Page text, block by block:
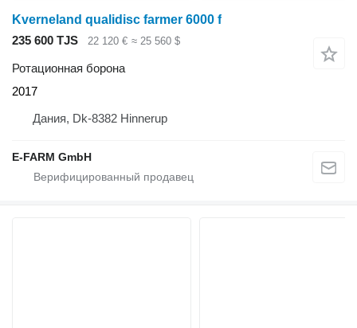
Kverneland qualidisc farmer 6000 f
235 600 TJS
22 120 € ≈ 25 560 $
Ротационная борона
2017
Дания, Dk-8382 Hinnerup
E-FARM GmbH